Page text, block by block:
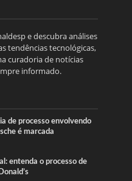
e descubra análises
tendências tecnológicas,
curadoria de notícias
informado.
de processo envolvendo
é marcada
entenda o processo de